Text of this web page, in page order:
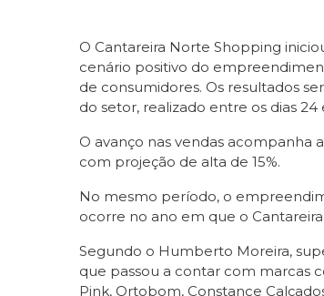
O Cantareira Norte Shopping
cenário positivo do
de consumidores. Os resultados
do setor, realizado entre os dias 24
O avanço nas vendas acompanha
com projeção de alta de 15%.
No mesmo período, o
ocorre no ano em que o
Segundo o Humberto Moreira,
que passou a contar com marcas
Pink, Ortobom, Constance